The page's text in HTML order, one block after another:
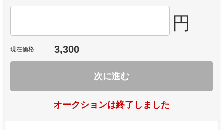
円
現在価格 3,300
次に進む
オークションは終了しました